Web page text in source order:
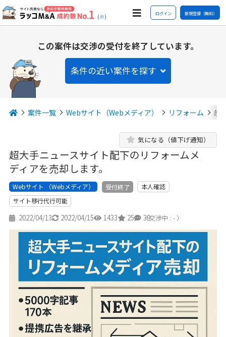
(※) ログイン 新規登録（無料）
この案件は交渉の受付を終了しています。
条件の近い案件を探す
案件一覧 Webサイト（Webメディア） リフォーム 超
超大手ニュースサイト配下のリフォームメ
ディアを売却します。
気になる（値下げ通知）
Webサイト （Webメディア） 受付終了
本人確認
サイト移行代行可能
2022/04/13 2022/04/15 1433 25 39
（交渉中 : - ）